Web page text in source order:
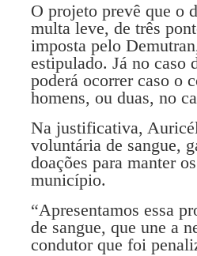
O projeto prevê que o
multa leve, de três
imposta pelo
estipulado. Já no caso
poderá ocorrer caso o
homens, ou duas, no
Na justificativa,
voluntária de sangue,
doações para manter
município.
“Apresentamos essa
de sangue, que une a
condutor que foi